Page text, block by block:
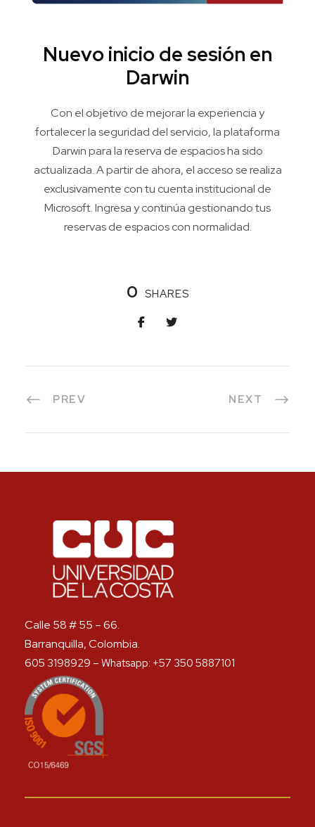
Nuevo inicio de sesión en
Darwin
Con el objetivo de mejorar la experiencia y
fortalecer la seguridad del servicio, la plataforma
Darwin para la reserva de espacios ha sido
actualizada. A partir de ahora, el acceso se realiza
exclusivamente con tu cuenta institucional de
Microsoft. Ingresa y continúa gestionando tus
reservas de espacios con normalidad.
0 SHARES
PREV NEXT
Calle 58 # 55 – 66.
Barranquilla, Colombia.
605 3198929 – Whatsapp: +57 350 5887101